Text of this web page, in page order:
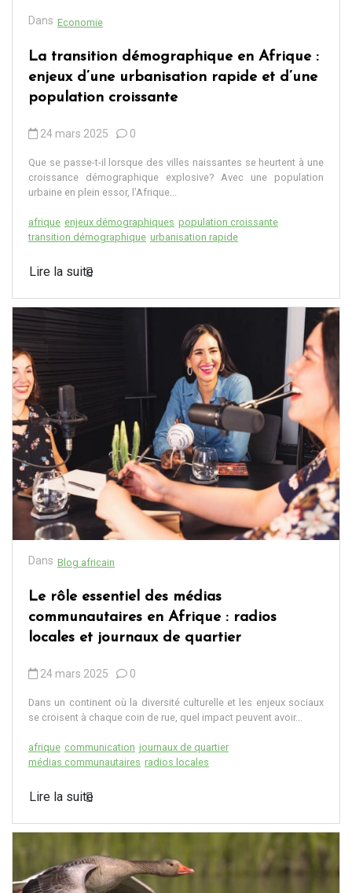
Dans Economie
La transition démographique en Afrique :
enjeux d’une urbanisation rapide et d’une
population croissante
24 mars 2025 0
Que se passe-t-il lorsque des villes naissantes se heurtent à une
croissance démographique explosive? Avec une population
urbaine en plein essor, l’Afrique...
afrique enjeux démographiques population croissante
transition démographique urbanisation rapide
Lire la suite
Dans Blog africain
Le rôle essentiel des médias
communautaires en Afrique : radios
locales et journaux de quartier
24 mars 2025 0
Dans un continent où la diversité culturelle et les enjeux sociaux
se croisent à chaque coin de rue, quel impact peuvent avoir...
afrique communication journaux de quartier
médias communautaires radios locales
Lire la suite